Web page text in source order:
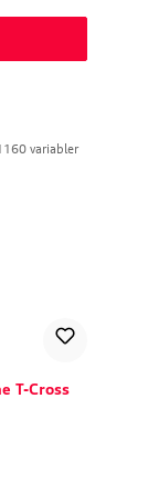
T-Cross